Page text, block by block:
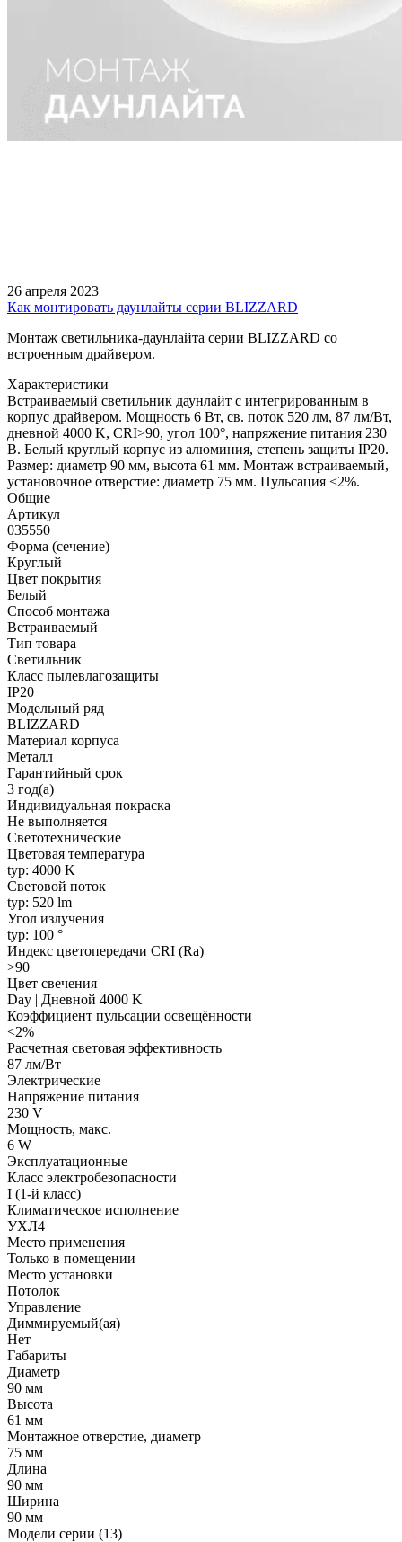
26 апреля 2023
Как монтировать даунлайты серии BLIZZARD
Монтаж светильника-даунлайта серии BLIZZARD со
встроенным драйвером.
Характеристики
Встраиваемый светильник даунлайт с интегрированным в
корпус драйвером. Мощность 6 Вт, св. поток 520 лм, 87 лм/Вт,
дневной 4000 K, CRI>90, угол 100°, напряжение питания 230
В. Белый круглый корпус из алюминия, степень защиты IP20.
Размер: диаметр 90 мм, высота 61 мм. Монтаж встраиваемый,
установочное отверстие: диаметр 75 мм. Пульсация <2%.
Общие
Артикул
035550
Форма (сечение)
Круглый
Цвет покрытия
Белый
Способ монтажа
Встраиваемый
Тип товара
Светильник
Класс пылевлагозащиты
IP20
Модельный ряд
BLIZZARD
Материал корпуса
Металл
Гарантийный срок
3 год(а)
Индивидуальная покраска
Не выполняется
Светотехнические
Цветовая температура
typ: 4000 K
Световой поток
typ: 520 lm
Угол излучения
typ: 100 °
Индекс цветопередачи CRI (Ra)
>90
Цвет свечения
Day | Дневной 4000 K
Коэффициент пульсации освещённости
<2%
Расчетная световая эффективность
87 лм/Вт
Электрические
Напряжение питания
230 V
Мощность, макс.
6 W
Эксплуатационные
Класс электробезопасности
I (1-й класс)
Климатическое исполнение
УХЛ4
Место применения
Только в помещении
Место установки
Потолок
Управление
Диммируемый(ая)
Нет
Габариты
Диаметр
90 мм
Высота
61 мм
Монтажное отверстие, диаметр
75 мм
Длина
90 мм
Ширина
90 мм
Модели серии (13)